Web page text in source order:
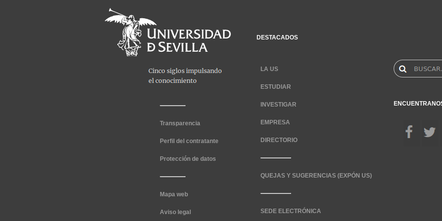
Transparencia
Perfil del contratante
Protección de datos
Mapa web
Aviso legal
DESTACADOS
LA US
ESTUDIAR
INVESTIGAR
EMPRESA
DIRECTORIO
QUEJAS Y SUGERENCIAS (EXPÓN US)
SEDE ELECTRÓNICA